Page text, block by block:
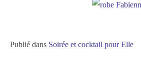
Publié dans Soirée et cocktail pour Elle